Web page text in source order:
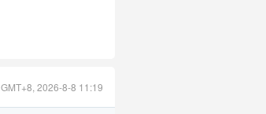
GMT+8, 2026-8-8 11:19